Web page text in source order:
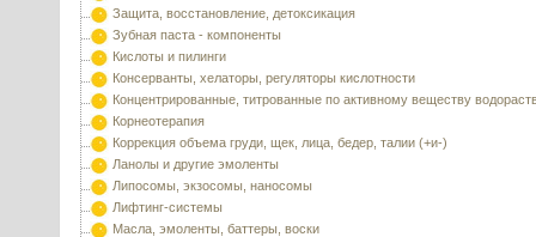
Защита, восстановление, детоксикация
Зубная паста - компоненты
Кислоты и пилинги
Консерванты, хелаторы, регуляторы кислотности
Концентрированные, титрованные по активному веществу
Корнеотерапия
Коррекция объема груди, щек, лица, бедер, талии (+и-)
Ланолы и другие эмоленты
Липосомы, экзосомы, наносомы
Лифтинг-системы
Масла, эмоленты, баттеры, воски